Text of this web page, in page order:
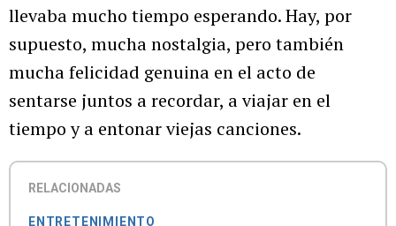
llevaba mucho tiempo esperando. Hay, por
supuesto, mucha nostalgia, pero también
mucha felicidad genuina en el acto de
sentarse juntos a recordar, a viajar en el
tiempo y a entonar viejas canciones.
RELACIONADAS
ENTRETENIMIENTO